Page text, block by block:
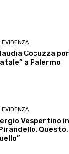
EVIDENZA
Cocuzza
a Palermo
EVIDENZA
Vespertino